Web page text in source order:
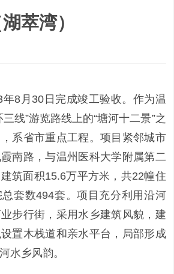
萃湾）
8月30日完成竣工验收。作为温
线”游览路线上的“塘河十二景”之
系省市重点工程。项目紧邻城市
南路，与温州医科大学附属第二
筑面积15.6万平方米，共22幢住
套数494套。项目充分利用沿河
步行街，采用水乡建筑风貌，建
置木栈道和亲水平台，局部形成
水乡风韵。